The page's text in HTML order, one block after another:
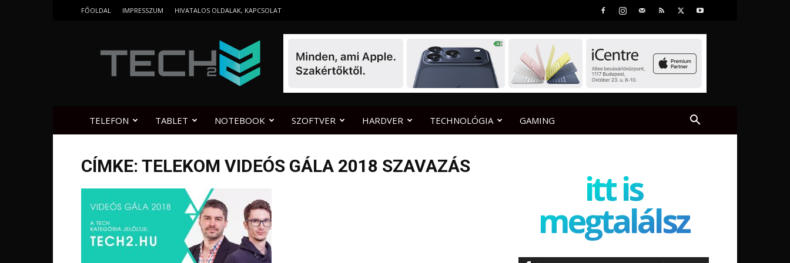
FŐOLDAL IMPRESSZUM HIVATALOS OLDALAK, KAPCSOLAT
TELEFON TABLET NOTEBOOK SZOFTVER HARDVER TECHNOLÓGIA GAMING
CÍMKE: TELEKOM VIDEÓS GÁLA 2018 SZAVAZÁS
itt is
megtalálsz